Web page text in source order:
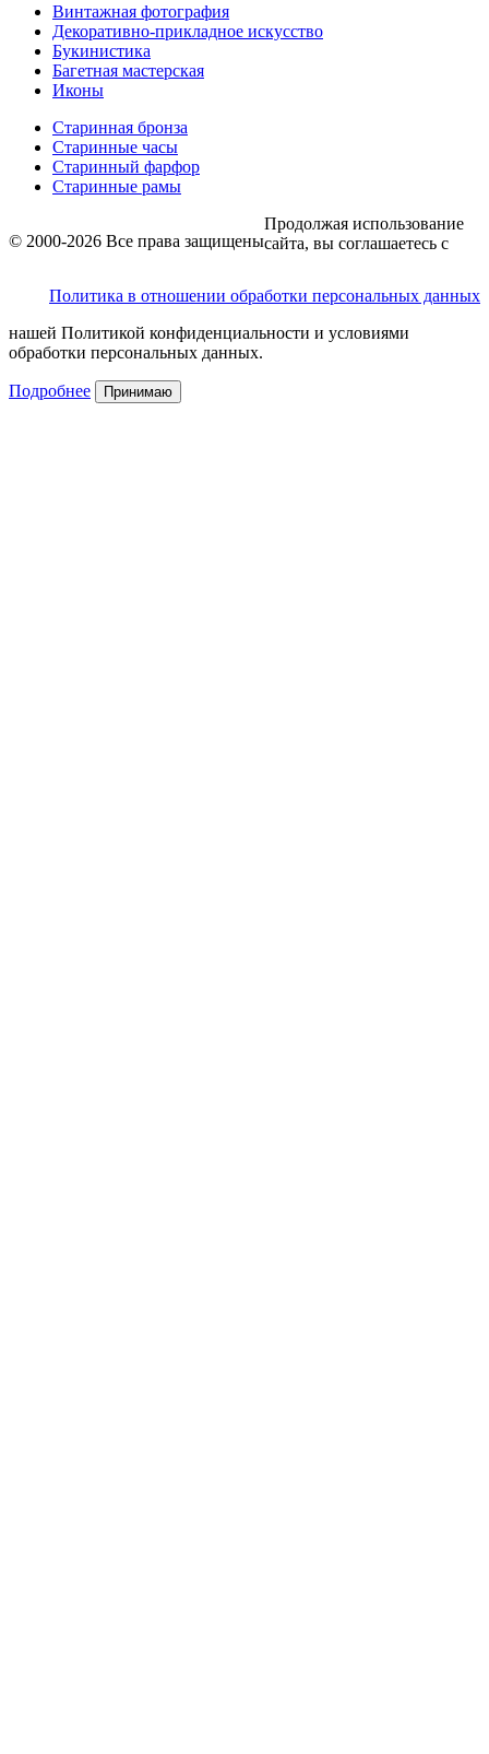
Винтажная фотография
Декоративно-прикладное искусство
Букинистика
Багетная мастерская
Иконы
Старинная бронза
Старинные часы
Старинный фарфор
Старинные рамы
© 2000-2026 Все права защищены
Политика в отношении обработки персональных данных
Продолжая использование
сайта, вы соглашаетесь с
нашей Политикой конфиденциальности и условиями
обработки персональных данных.
Подробнее Принимаю